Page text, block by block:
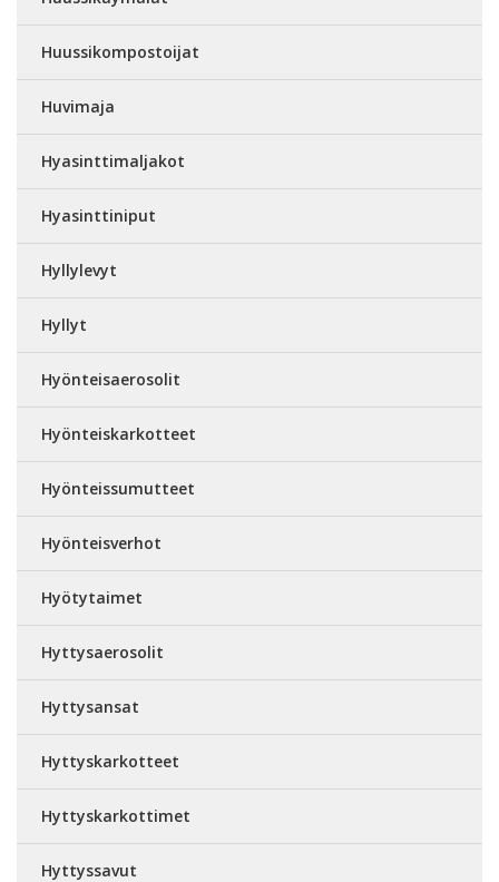
Huussikompostoijat
Huvimaja
Hyasinttimaljakot
Hyasinttiniput
Hyllylevyt
Hyllyt
Hyönteisaerosolit
Hyönteiskarkotteet
Hyönteissumutteet
Hyönteisverhot
Hyötytaimet
Hyttysaerosolit
Hyttysansat
Hyttyskarkotteet
Hyttyskarkottimet
Hyttyssavut